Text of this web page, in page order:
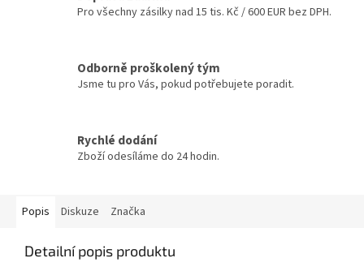
Pro všechny zásilky nad 15 tis. Kč / 600 EUR bez DPH.
Odborně proškolený tým
Jsme tu pro Vás, pokud potřebujete poradit.
Rychlé dodání
Zboží odesíláme do 24 hodin.
Popis Diskuze Značka
Detailní popis produktu